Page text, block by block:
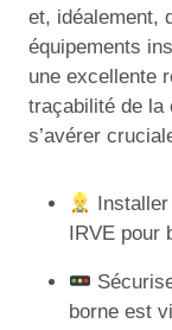
et, idéalement,
équipements
une excellente
traçabilité de la
s’avérer
IRVE pour
borne est